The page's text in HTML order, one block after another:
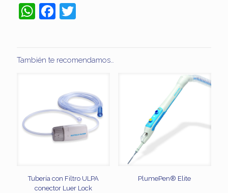
WhatsApp
Facebook
También te recomendamos…
Tubería con Filtro ULPA
conector Luer Lock
PlumePen® Elite